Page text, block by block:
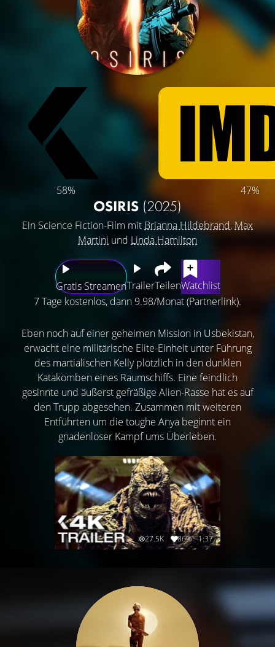
58% 47%
OSIRIS (2025)
Ein Science Fiction-Film mit Brianna Hildebrand,Max
Martini und Linda Hamilton
Gratis StreamenTrailerTeilenWatchlist
7 Tage kostenlos, dann 9.98/Monat (Partnerlink).
Eben noch auf einer geheimen Mission in Usbekistan,
erwacht eine militärische Elite-Einheit unter Führung
des martialischen Kelly plötzlich in den dunklen
Katakomben eines Raumschiffs. Eine feindlich
gesinnte und äußerst gefräßige Alien-Rasse hat es auf
den Trupp abgesehen. Zusammen mit weiteren
Entführten um die toughe Anya beginnt ein
gnadenloser Kampf ums Überleben.
27.5K 86% 1:37